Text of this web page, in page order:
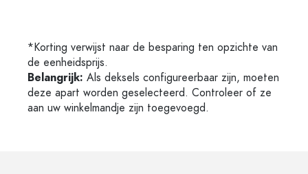
*Korting verwijst naar de besparing ten opzichte van
de eenheidsprijs.
Belangrijk: Als deksels configureerbaar zijn, moeten
deze apart worden geselecteerd. Controleer of ze
aan uw winkelmandje zijn toegevoegd.